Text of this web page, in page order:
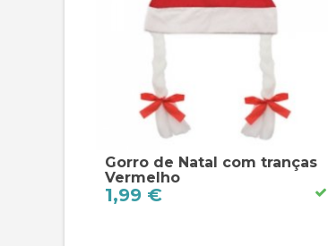
Gorro de Natal com tranças
Vermelho
1,99 €